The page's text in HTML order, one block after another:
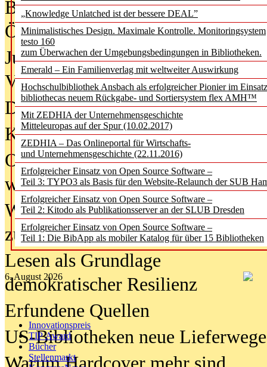
„Knowledge Unlatched ist der bessere DEAL”
Minimalistisches Design. Maximale Kontrolle. Monitoringsystem
testo 160
zum Überwachen der Umgebungsbedingungen in Bibliotheken.
Emerald – Ein Familienverlag mit weltweiter Auswirkung
Hochschulbibliothek Ansbach als erfolgreicher Pionier im
bibliothecas neuem Rückgabe- und Sortiersystem flex AMH™
Mit ZEDHIA der Unternehmensgeschichte
Mitteleuropas auf der Spur (10.02.2017)
ZEDHIA – Das Onlineportal für Wirtschafts-
und Unternehmensgeschichte (22.11.2016)
Erfolgreicher Einsatz von Open Source Software –
Teil 3: TYPO3 als Basis für den Website-Relaunch der SUB
Erfolgreicher Einsatz von Open Source Software –
Teil 2: Kitodo als Publikationsserver an der SLUB Dresden
Erfolgreicher Einsatz von Open Source Software –
Teil 1: Die BibApp als mobiler Katalog für über 15 Bibliotheken
6. August 2026
Innovationspreis
TIP Award
Bücher
Stellenmarkt
Bürgerforum fordert mehr
Öffentlichkeit
Jugendliche wollen besseren
Verbote
Digitale Langzeit­archi­vierung
KI-Chatbots werden Teil der
Offene Infrastrukturen für
wissenschaftliche
Warum die Debatte über KI-Texte
zu kurz greift
Lesen als Grundlage
demokratischer Resilienz
Erfundene Quellen
US-Bibliotheken neue Lieferwege